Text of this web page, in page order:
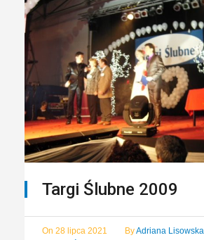
Targi Ślubne 2009
On 28 lipca 2021 ByAdriana Lisowska